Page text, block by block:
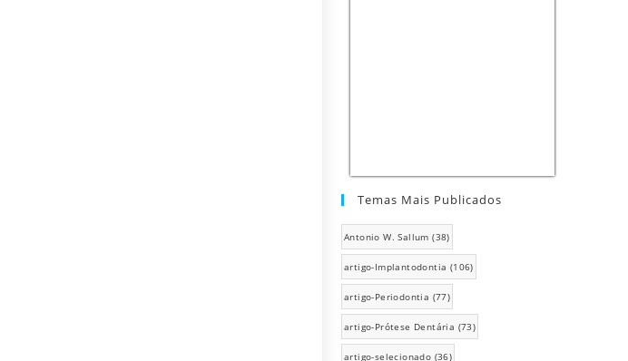
Temas Mais Publicados
Antonio W. Sallum (38)
artigo-Implantodontia (106)
artigo-Periodontia (77)
artigo-Prótese Dentária (73)
artigo-selecionado (36)